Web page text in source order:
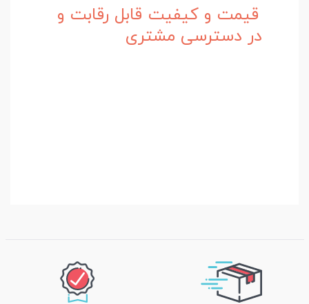
قیمت و کیفیت قابل رقابت و
در دسترسی مشتری